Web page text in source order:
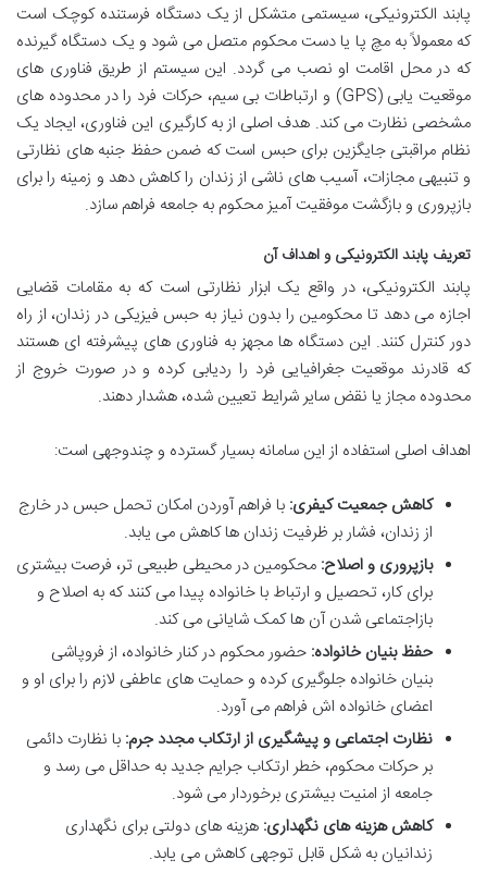
پابند الکترونیکی، سیستمی متشکل از یک دستگاه فرستنده کوچک است
که معمولاً به مچ پا یا دست محکوم متصل می شود و یک دستگاه گیرنده
که در محل اقامت او نصب می گردد. این سیستم از طریق فناوری های
موقعیت یابی (GPS) و ارتباطات بی سیم، حرکات فرد را در محدوده های
مشخصی نظارت می کند. هدف اصلی از به کارگیری این فناوری، ایجاد یک
نظام مراقبتی جایگزین برای حبس است که ضمن حفظ جنبه های نظارتی
و تنبیهی مجازات، آسیب های ناشی از زندان را کاهش دهد و زمینه را برای
بازپروری و بازگشت موفقیت آمیز محکوم به جامعه فراهم سازد.
تعریف پابند الکترونیکی و اهداف آن
پابند الکترونیکی، در واقع یک ابزار نظارتی است که به مقامات قضایی
اجازه می دهد تا محکومین را بدون نیاز به حبس فیزیکی در زندان، از راه
دور کنترل کنند. این دستگاه ها مجهز به فناوری های پیشرفته ای هستند
که قادرند موقعیت جغرافیایی فرد را ردیابی کرده و در صورت خروج از
محدوده مجاز یا نقض سایر شرایط تعیین شده، هشدار دهند.
اهداف اصلی استفاده از این سامانه بسیار گسترده و چندوجهی است:
کاهش جمعیت کیفری: با فراهم آوردن امکان تحمل حبس در خارج
از زندان، فشار بر ظرفیت زندان ها کاهش می یابد.
بازپروری و اصلاح: محکومین در محیطی طبیعی تر، فرصت بیشتری
برای کار، تحصیل و ارتباط با خانواده پیدا می کنند که به اصلاح و
بازاجتماعی شدن آن ها کمک شایانی می کند.
حفظ بنیان خانواده: حضور محکوم در کنار خانواده، از فروپاشی
بنیان خانواده جلوگیری کرده و حمایت های عاطفی لازم را برای او و
اعضای خانواده اش فراهم می آورد.
نظارت اجتماعی و پیشگیری از ارتکاب مجدد جرم: با نظارت دائمی
بر حرکات محکوم، خطر ارتکاب جرایم جدید به حداقل می رسد و
جامعه از امنیت بیشتری برخوردار می شود.
کاهش هزینه های نگهداری: هزینه های دولتی برای نگهداری
زندانیان به شکل قابل توجهی کاهش می یابد.